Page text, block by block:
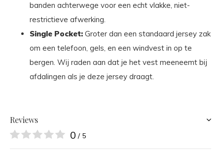
banden achterwege voor een echt vlakke, niet-
restrictieve afwerking.
Single Pocket: Groter dan een standaard jersey zak
om een telefoon, gels, en een windvest in op te
bergen. Wij raden aan dat je het vest meeneemt bij
afdalingen als je deze jersey draagt.
Reviews
0 / 5